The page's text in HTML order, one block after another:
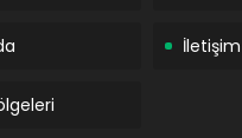
İletişim